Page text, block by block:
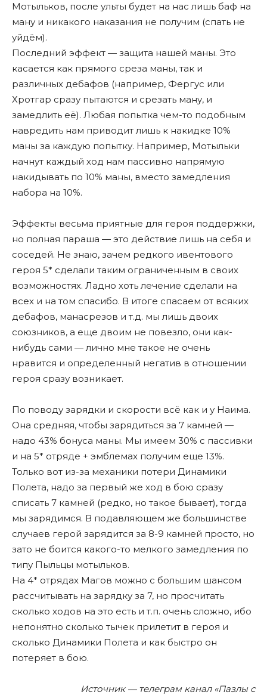
Мотыльков, после ульты будет на нас лишь баф на
ману и никакого наказания не получим (спать не
уйдëм).
Последний эффект — защита нашей маны. Это
касается как прямого среза маны, так и
различных дебафов (например, Фергус или
Хротгар сразу пытаются и срезать ману, и
замедлить еë). Любая попытка чем-то подобным
навредить нам приводит лишь к накидке 10%
маны за каждую попытку. Например, Мотыльки
начнут каждый ход нам пассивно напрямую
накидывать по 10% маны, вместо замедления
набора на 10%.
Эффекты весьма приятные для героя поддержки,
но полная параша — это действие лишь на себя и
соседей. Не знаю, зачем редкого ивентового
героя 5* сделали таким ограниченным в своих
возможностях. Ладно хоть лечение сделали на
всех и на том спасибо. В итоге спасаем от всяких
дебафов, манасрезов и т.д. мы лишь двоих
союзников, а еще двоим не повезло, они как-
нибудь сами — лично мне такое не очень
нравится и определенный негатив в отношении
героя сразу возникает.
По поводу зарядки и скорости всë как и у Наима.
Она средняя, чтобы зарядиться за 7 камней —
надо 43% бонуса маны. Мы имеем 30% с пассивки
и на 5* отряде + эмблемах получим еще 13%.
Только вот из-за механики потери Динамики
Полета, надо за первый же ход в бою сразу
списать 7 камней (редко, но такое бывает), тогда
мы зарядимся. В подавляющем же большинстве
случаев герой зарядится за 8-9 камней просто, но
зато не боится какого-то мелкого замедления по
типу Пыльцы мотыльков.
На 4* отрядах Магов можно с большим шансом
рассчитывать на зарядку за 7, но просчитать
сколько ходов на это есть и т.п. очень сложно, ибо
непонятно сколько тычек прилетит в героя и
сколько Динамики Полета и как быстро он
потеряет в бою.
Источник — телеграм канал «Пазлы с